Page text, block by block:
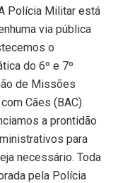
Polícia Militar está
via pública
o
do 6º e 7º
de Missões
Cães (BAC).
a prontidão
para
necessário. Toda
pela Polícia